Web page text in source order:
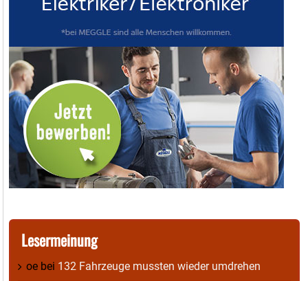
Lesermeinung
oe bei 132 Fahrzeuge mussten wieder umdrehen